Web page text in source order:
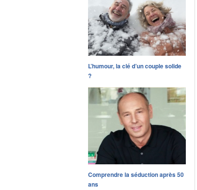
L’humour, la clé d’un couple solide
?
Comprendre la séduction après 50
ans